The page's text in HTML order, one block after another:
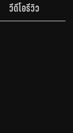
วีดีโอรีวิว